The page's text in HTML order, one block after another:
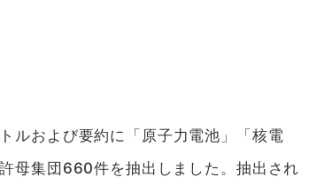
ルおよび要約に「原子力電池」「核電
母集団660件を抽出しました。抽出され